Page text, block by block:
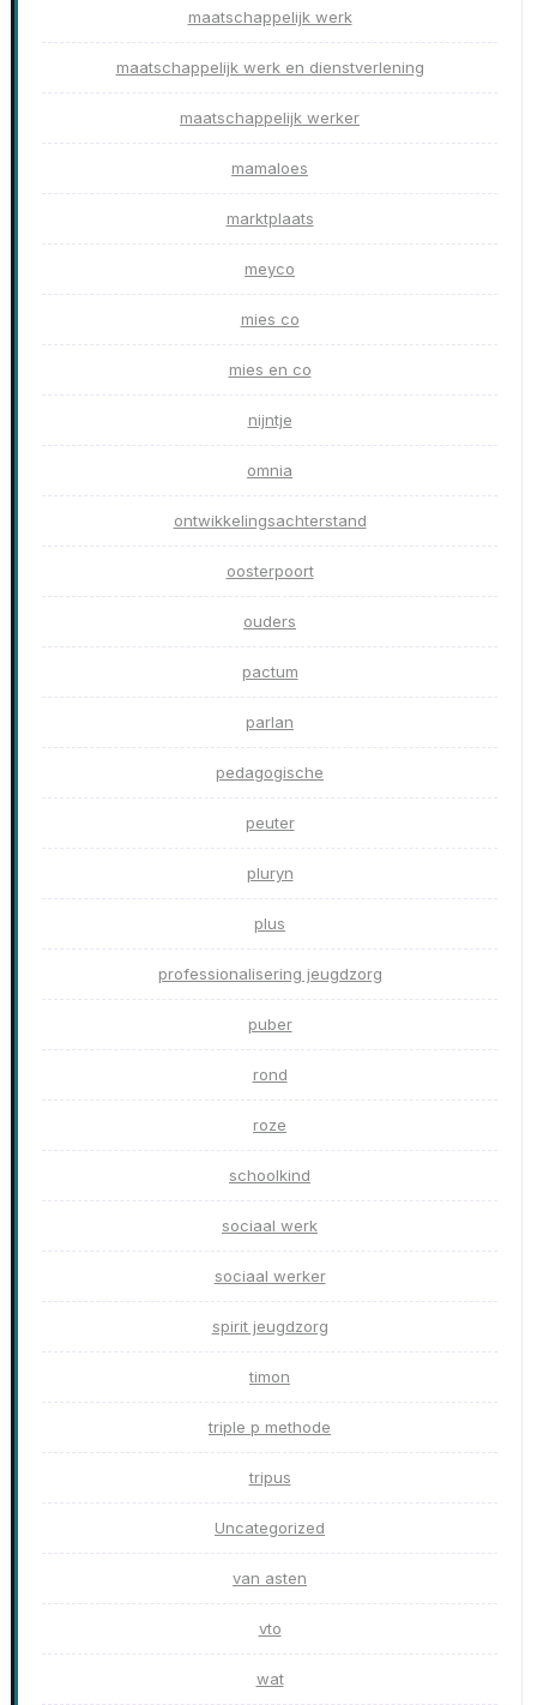
maatschappelijk werk
maatschappelijk werk en dienstverlening
maatschappelijk werker
mamaloes
marktplaats
meyco
mies co
mies en co
nijntje
omnia
ontwikkelingsachterstand
oosterpoort
ouders
pactum
parlan
pedagogische
peuter
pluryn
plus
professionalisering jeugdzorg
puber
rond
roze
schoolkind
sociaal werk
sociaal werker
spirit jeugdzorg
timon
triple p methode
tripus
Uncategorized
van asten
vto
wat